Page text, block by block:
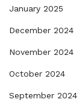
January 2025
December 2024
November 2024
October 2024
September 2024